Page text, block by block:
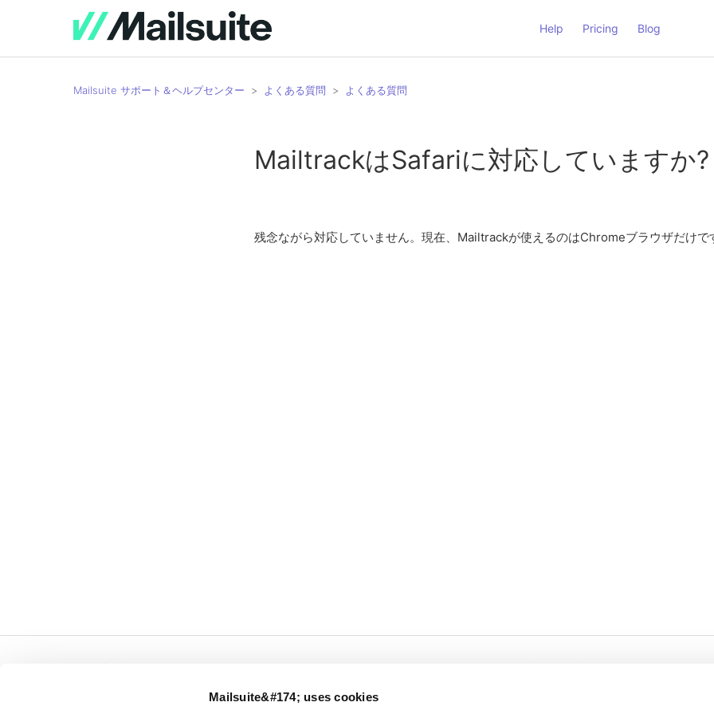
Mailsuite&#174; uses cookies
Help Pricing Blog
Mailsuite サポート＆ヘルプセンター よくある質問 よくある質問
MailtrackはSafariに対応していますか?
残念ながら対応していません。現在、Mailtrackが使えるのはChromeブラウザだけで